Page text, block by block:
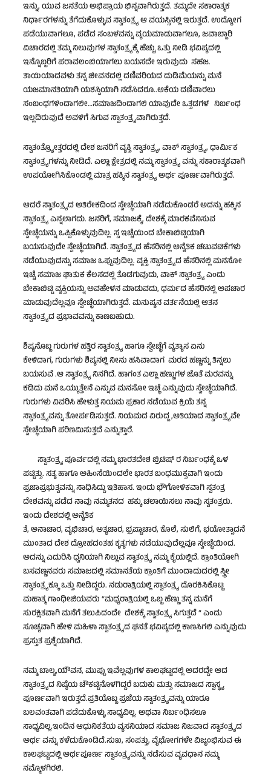
ಇನ್ನು, ಯುವ ಜನತೆಯ ಅಭಿಪ್ರಾಯ ಭಿನ್ನವಾಗಿರುತ್ತದೆ. ತಮ್ಮದೇ ಸಕಾರಾತ್ಮಕ
ನಿರ್ಧಾರಗಳನ್ನು ತೆಗೆದುಕೊಳ್ಳುವ ಸ್ವಾತಂತ್ರ್ಯ ಆ ವಯಸ್ಸಿನಲ್ಲಿ ಇರುತ್ತದೆ. ಉದ್ಯೋಗ
ಪಡೆಯುವಾಗಲೂ,‌ ಪಡೆದ ಸಂಬಳವನ್ನು ವ್ಯಯಮಾಡುವಾಗಲೂ, ಜವಾಬ್ದಾರಿ
ವಿಚಾರದಲ್ಲಿ ತಮ್ಮ ನಿಲುವುಗಳ ಸ್ವಾತಂತ್ರ್ಯಕ್ಕೆ ಹೆಚ್ಚು ಒತ್ತು ನೀಡಿ ಭವಿಷ್ಯದಲ್ಲಿ
ಇನ್ನೊಬ್ಬರಿಗೆ ಪರಾವಲಂಬಿಯಾಗಲು ಬಯಸದೇ ಇರುವುದು ಸಹಜ.
ತಾಯಿಯಾದವಳು ತನ್ನ ಜೀವನದಲ್ಲಿ ದಣಿವರಿಯದ ದುಡಿಮೆಯನ್ನು ಮನೆ
ಯಜಮಾನತಿಯಾಗಿ ಯಶಸ್ವಿಯಾಗಿ ನಡೆಸಿದರೂ..ಆಕೆಯ ದಣಿವಾರಲು
ಸಂಬಂಧಗಳಿಂದಾಗಲೀ…ಸಮಾಜದಿಂದಾಗಲಿ ಯಾವುದೇ ಒತ್ತಡಗಳ ನಿರ್ಬಂಧ
ಇಲ್ಲದಿರುವುದೆ ಅವಳಿಗೆ ಸಿಗುವ ಸ್ವಾತಂತ್ರ್ಯವಾಗಿರುತ್ತದೆ.
ಸ್ವಾತಂತ್ರ್ಯೋತ್ತರದಲ್ಲಿ ದೇಶ ಜನರಿಗೆ ವ್ಯಕ್ತಿ ಸ್ವಾತಂತ್ರ್ಯ, ವಾಕ್ ಸ್ವಾತಂತ್ರ್ಯ, ಧಾರ್ಮಿಕ
ಸ್ವಾತಂತ್ರ್ಯಗಳನ್ನು ನೀಡಿದೆ. ಎಲ್ಲಾ ಕ್ಷೇತ್ರದಲ್ಲಿ ನಮ್ಮ ಸ್ವಾತಂತ್ರ್ಯ ವನ್ನು ಸಕಾರಾತ್ಮಕವಾಗಿ
ಉಪಯೋಗಿಸಿಕೊಂಡಲ್ಲಿ ಮಾತ್ರ ಹಕ್ಕಿನ ಸ್ವಾತಂತ್ರ್ಯ ಅರ್ಥ ಪೂರ್ಣವಾಗಿರುತ್ತದೆ.
ಆದರೆ ಸ್ವಾತಂತ್ರ್ಯದ ಅತಿರೇಕದಿಂದ ಸ್ವೇಚ್ಛೆಯಾಗಿ ನಡೆದುಕೊಂಡರೆ ಅದನ್ನು ಹಕ್ಕಿನ
ಸ್ವಾತಂತ್ರ್ಯ ಎನ್ನಲಾಗದು. ಜನರಿಗೆ, ಸಮಾಜಕ್ಕೆ, ದೇಶಕ್ಕೆ ಮಾರಕವೆನಿಸುವ
ಸ್ವೇಚ್ಛೆಯನ್ನು ಒಪ್ಪಿಕೊಳ್ಳುವುದಿಲ್ಲ. ಸ್ವ ಇಚ್ಚೆಯಿಂದ ಬೇಕಾಬಿಟ್ಟಿಯಾಗಿ
ಬಯಸುವುದೇ ಸ್ವೇಚ್ಛೆಯಾಗಿದೆ. ಸ್ವಾತಂತ್ರ್ಯದ ಹೆಸರಿನಲ್ಲಿ ಅನೈತಿಕ ಚಟುವಟಿಕೆಗಳು
ನಡೆಯುವುದನ್ನು ಸಮಾಜ ಒಪ್ಪುವುದಿಲ್ಲ. ವ್ಯಕ್ತಿ ಸ್ವಾತಂತ್ರ್ಯದ ಹೆಸರಿನಲ್ಲಿ ಮನಸೋ
ಇಚ್ಚೆ ಸಮಾಜ ಘಾತುಕ ಕೆಲಸದಲ್ಲಿ ತೊಡಗುವುದು, ವಾಕ್ ಸ್ವಾತಂತ್ರ್ಯ ಎಂದು
ಬೇಕಾಬಿಟ್ಟಿ ವ್ಯಕ್ತಿಯನ್ನು ಅವಹೇಳನ ಮಾಡುವದು, ಧರ್ಮದ ಹೆಸರಿನಲ್ಲಿ ಅಪಚಾರ
ಮಾಡುವುದೆಲ್ಲವೂ ಸ್ವೇಚ್ಛೆಯಾಗಿರುತ್ತದೆ. ಮನುಷ್ಯನ ವರ್ತನೆಯಲ್ಲಿ ಆತನ
ಸ್ವಾತಂತ್ರ್ಯದ ಪ್ರಭಾವವನ್ನು ಕಾಣಬಹುದು.
ಶಿಷ್ಯನೊಬ್ಬ ಗುರುಗಳ ಹತ್ತಿರ ಸ್ವಾತಂತ್ರ್ಯ ಹಾಗೂ ಸ್ವೇಚ್ಛೆಗೆ ವ್ಯತ್ಯಾಸ ಏನು
ಕೇಳಿದಾಗ, ಗುರುಗಳು ಶಿಷ್ಯನಲ್ಲಿ ನೀನು ಹಸಿವಾದಾಗ ಮರದ ಹಣ್ಣನ್ನು ತಿನ್ನಲು
ಬಯಸುವೆ .ಆ ಸ್ವಾತಂತ್ರ್ಯ ನಿನಗಿದೆ. ಹಾಗಂತ ಎಲ್ಲಾ ಹಣ್ಣುಗಳ ಜೊತೆ ಮರವನ್ನು
ಕಡಿದು ಮನೆ ಒಯ್ಯುತ್ತೇನೆ ಎನ್ನುವ ಮನಸೋ ಇಚ್ಛೆ ಎನ್ನುವುದು ಸ್ವೇಚ್ಛೆಯಾಗಿದೆ.
ಗುರುಗಳು ವಿವರಿಸಿ ಹೇಳುತ್ತ ನಿಯಮ ಪ್ರಕಾರ ನಡೆಯುವ ಕ್ರಿಯೆ ತನ್ನ
ಸ್ವಾತಂತ್ರ್ಯವನ್ನು ತೋರ್ಪಡಿಸುತ್ತದೆ. ನಿಯಮದ ವಿರುದ್ದ ,ಅತಿಯಾದ ಸ್ವಾತಂತ್ರ್ಯವೇ
ಸ್ವೇಚ್ಛೆಯಾಗಿ ಪರಿಣಮಿಸುತ್ತದೆ ಎನ್ನುತ್ತಾರೆ.
ಸ್ವಾತಂತ್ರ್ಯ ಪೂರ್ವದಲ್ಲಿ ನಮ್ಮ ಭಾರತದೇಶ ಬ್ರಿಟಿಷ್ ರ ನಿರ್ಬಂಧಕ್ಕೆ ಒಳ
ಪಟ್ಟಿತ್ತು. ಸತ್ಯ ಹಾಗೂ ಅಹಿಂಸೆಯಿಂದಲೇ ಭಾರತ ಬಂಧಮುಕ್ತವಾಗಿ ಇಂದು
ಪ್ರಜಾಪ್ರಭುತ್ವವನ್ನು ಸಾಧಿಸಿದ್ದು ಇತಿಹಾಸ. ಇಂದು ಭೌಗೋಳಿಕವಾಗಿ ಸ್ವತಂತ್ರ
ದೇಶವನ್ನು ಪಡೆದ ನಾವು ನಮ್ಮತನದ ಹಕ್ಕು ಚಲಾಯಿಸಲು ನಾವು ಸ್ವತಂತ್ರರು.
ಇಂದು ದೇಶದಲ್ಲಿ ಅನೈತಿಕ
ತೆ, ಅನಾಚಾರ, ವ್ಯಭಿಚಾರ, ಅತ್ಯಚಾರ, ಭ್ರಷ್ಟಾಚಾರ, ಕೊಲೆ, ಸುಲಿಗೆ, ಭಯೋತ್ಪಾದನೆ
ಮುಂತಾದ ದೇಶ ದ್ರೋಹದಂತಹ ಕೃತ್ಯಗಳು ನಡೆಯುವುದೆಲ್ಲವೂ ಸ್ವೇಚ್ಛೆಯಿಂದ.
ಅದನ್ನು ಎದುರಿಸಿ ಧ್ವನಿಯಾಗಿ ನಿಲ್ಲುವ ಸ್ವಾತಂತ್ರ್ಯ ನಮ್ಮ ಕೈಯಲ್ಲಿದೆ. ಕ್ರಾಂತಿಯೋಗಿ
ಬಸವಣ್ಣನವರು ಸಮಾಜದಲ್ಲಿ ಸಮಾನತೆಯ ಕ್ರಾಂತಿಗೆ ಮುಂದಾದುದರಲ್ಲಿ ಸ್ತ್ರೀ
ಸ್ವಾತಂತ್ರ್ಯಕ್ಕೂ ಒತ್ತು ನೀಡಿದ್ದರು. ನಡುರಾತ್ರಿಯಲ್ಲಿ ಸ್ವಾತಂತ್ರ್ಯ ದೊರಕಿಸಿಕೊಟ್ಟ
ಮಹಾತ್ಮ ಗಾಂಧೀಜಿಯವರು “ಮಧ್ಯರಾತ್ರಿಯಲ್ಲಿ ಒಬ್ಬ ಹೆಣ್ಣು ತನ್ನ ಮನೆಗೆ
ಸುರಕ್ಷಿತವಾಗಿ ಮನೆಗೆ ತಲುಪಿದಂದೇ ದೇಶಕ್ಕೆ ಸ್ವಾತಂತ್ರ್ಯ ಸಿಗುತ್ತದೆ ” ಎಂದು
ಸೂಚ್ಯವಾಗಿ ಹೇಳಿ ಮಹಿಳಾ ಸ್ವಾತಂತ್ರ್ಯದ ಘನತೆ ಭವಿಷ್ಯದಲ್ಲಿ ಕಾಣಸಿಗಲಿ ಎನ್ನುವುದು
ಪ್ರಸ್ತುತ ಪ್ರಶ್ನೆಯಾಗಿದೆ.
ನಮ್ಮ ಬಾಲ್ಯ,ಯೌವನ, ಮುಪ್ಪು ಇವೆಲ್ಲವುಗಳ ಕಾಲಘಟ್ಟದಲ್ಲಿ ಅದರದ್ದೇ ಆದ
ಸ್ವಾತಂತ್ರ್ಯದ ನಿಷ್ಠೆಯ ಚೌಕಟ್ಟಿನೊಳಗಿದ್ದರೆ ಬದುಕು ಮತ್ತು ಸಮಾಜದ ಸ್ವಾಸ್ಥ್ಯ
ಪೂರ್ಣವಾಗಿ ಇರುತ್ತದೆ.ಪ್ರತಿಯೊಬ್ಬ ಪ್ರಜೆಯ ಸ್ವಾತಂತ್ರ್ಯವನ್ನು ಯಾರೂ
ಬಲವಂತವಾಗಿ ಪಡೆದುಕೊಳ್ಳು ಸಾಧ್ಯವಿಲ್ಲ. ಅಥವಾ ನಿರ್ಬಂಧಿಸಲೂ
ಸಾಧ್ಯವಿಲ್ಲ.ಇಂದಿನ ಆಧುನಿಕತೆಯ ವ್ಯಸನಿಯಾದ ಸಮಾಜ ನಿಜವಾದ ಸ್ವಾತಂತ್ರ್ಯದ
ಅರ್ಥ ವನ್ನು ಕಳೆದುಕೊಂಡಿದೆ.ಸುಖ, ಸಂಪತ್ತು, ವೈಭೋಗಗಳೇ ವಿಜೃಂಭಿಸುವ ಈ
ಕಾಲಘಟ್ಟದಲ್ಲಿ ಅರ್ಥಪೂರ್ಣ ಸ್ವಾತಂತ್ರ್ಯವನ್ನು ನಡೆಸುವ ವ್ಯವಧಾನ ನಮ್ಮ
ನಮ್ಮೊಳಗಿರಲಿ.